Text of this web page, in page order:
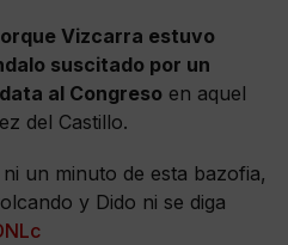
Vizcarra estuvo
suscitado por un
al Congreso en aquel
del Castillo.
un minuto de esta bazofia,
y Dido ni se diga